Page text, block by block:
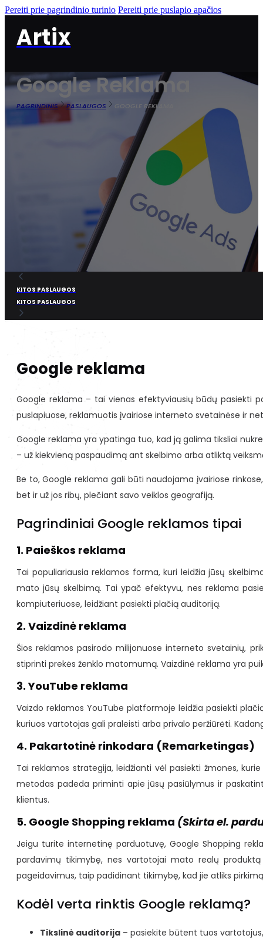
Pereiti prie pagrindinio turinio Pereiti prie puslapio apačios
Artix
Google Reklama
PAGRINDINIS PASLAUGOS GOOGLE REKLAMA
KITOS PASLAUGOS
KITOS PASLAUGOS
Google reklama
Google reklama – tai vienas efektyviausių būdų pasiekti
puslapiuose, reklamuotis įvairiose interneto svetainėse ir
Google reklama yra ypatinga tuo, kad ją galima tiksliai
– už kiekvieną paspaudimą ant skelbimo arba atliktą
Be to, Google reklama gali būti naudojama įvairiose
bet ir už jos ribų, plečiant savo veiklos geografiją.
Pagrindiniai Google reklamos tipai
1. Paieškos reklama
Tai populiariausia reklamos forma, kuri leidžia jūsų
mato jūsų skelbimą. Tai ypač efektyvu, nes reklama
kompiuteriuose, leidžiant pasiekti plačią auditoriją.
2. Vaizdinė reklama
Šios reklamos pasirodo milijonuose interneto svetainių,
stiprinti prekės ženklo matomumą. Vaizdinė reklama yra
3. YouTube reklama
Vaizdo reklamos YouTube platformoje leidžia pasiekti
kuriuos vartotojas gali praleisti arba privalo peržiūrėti.
4. Pakartotinė rinkodara (Remarketingas)
Tai reklamos strategija, leidžianti vėl pasiekti žmones,
metodas padeda priminti apie jūsų pasiūlymus ir
klientus.
5. Google Shopping reklama (Skirta el.
Jeigu turite internetinę parduotuvę, Google Shopping
pardavimų tikimybę, nes vartotojai mato realų
pageidavimus, taip padidinant tikimybę, kad jie atliks
Kodėl verta rinktis Google reklamą?
Tikslinė auditorija – pasiekite būtent tuos